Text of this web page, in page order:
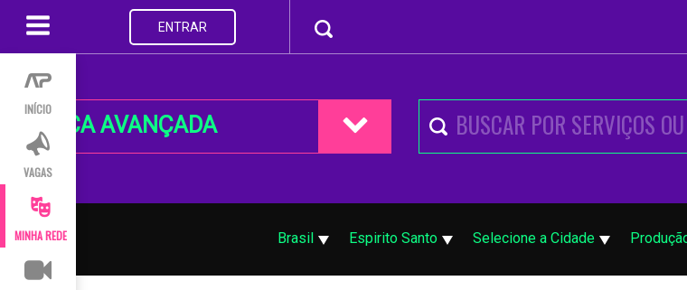
INÍCIO
VAGAS
MINHA REDE
ENTRAR
BUSCA AVANÇADA
Brasil Espirito Santo Selecione a Cidade